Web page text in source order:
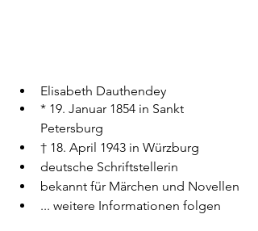
Elisabeth Dauthendey
* 19. Januar 1854 in Sankt
Petersburg
† 18. April 1943 in Würzburg
deutsche Schriftstellerin
bekannt für Märchen und Novellen
... weitere Informationen folgen